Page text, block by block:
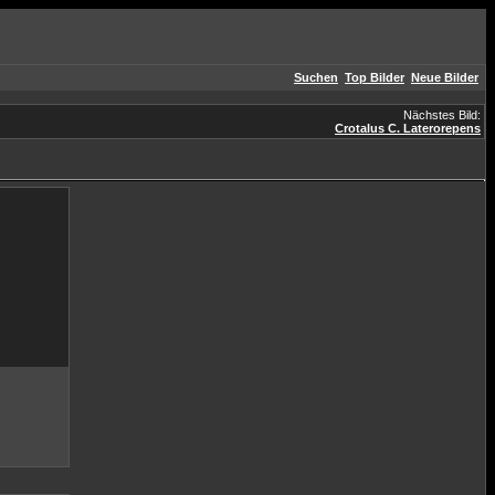
Suchen Top Bilder Neue Bilder
Nächstes Bild:
Crotalus C. Laterorepens